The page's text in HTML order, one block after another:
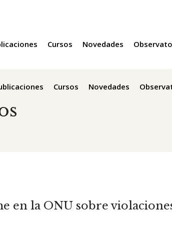
Cursos Novedades
Cursos Novedades
en la ONU sobre